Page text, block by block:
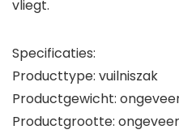
vliegt.
Specificaties:
Producttype: vuilniszak
Productgewicht:
Productgrootte: ongeveer